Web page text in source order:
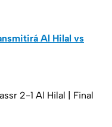
Al Hilal vs
2-1 Al Hilal | Final